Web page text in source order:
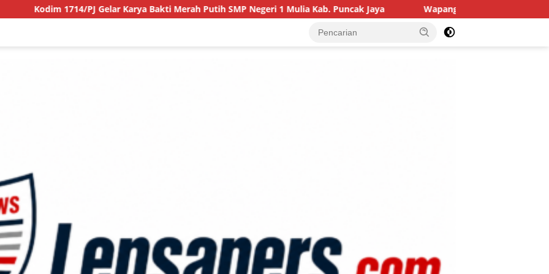
Gelar Karya Bakti Merah Putih SMP Negeri 1 Mulia Kab. Puncak Jaya Wapang TNI Tinjau Kesiapan Yonif TP di Sumatera